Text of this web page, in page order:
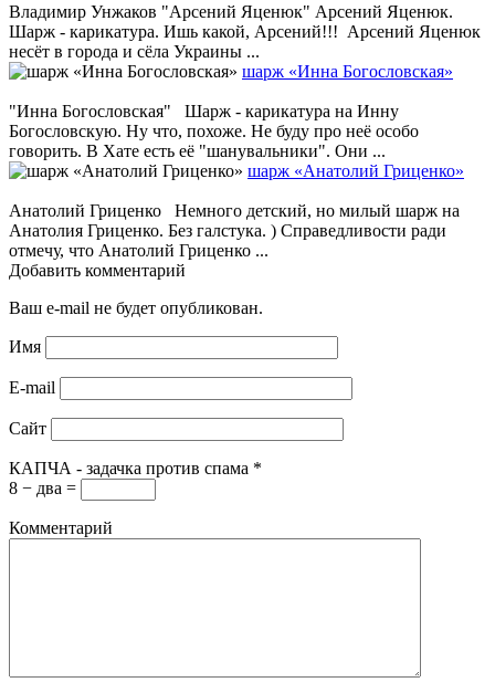
Владимир Унжаков "Арсений Яценюк" Арсений Яценюк.
Шарж - карикатура. Ишь какой, Арсений!!! Арсений Яценюк
несёт в города и сёла Украины ...
шарж «Инна Богословская»
"Инна Богословская" Шарж - карикатура на Инну
Богословскую. Ну что, похоже. Не буду про неё особо
говорить. В Хате есть её "шанувальники". Они ...
шарж «Анатолий Гриценко»
Анатолий Гриценко Немного детский, но милый шарж на
Анатолия Гриценко. Без галстука. ) Справедливости ради
отмечу, что Анатолий Гриценко ...
Добавить комментарий
Ваш e-mail не будет опубликован.
Имя
E-mail
Сайт
КАПЧА - задачка против спама *
8 − два =
Комментарий